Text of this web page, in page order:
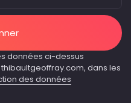
données ci-dessus
dans les
des données